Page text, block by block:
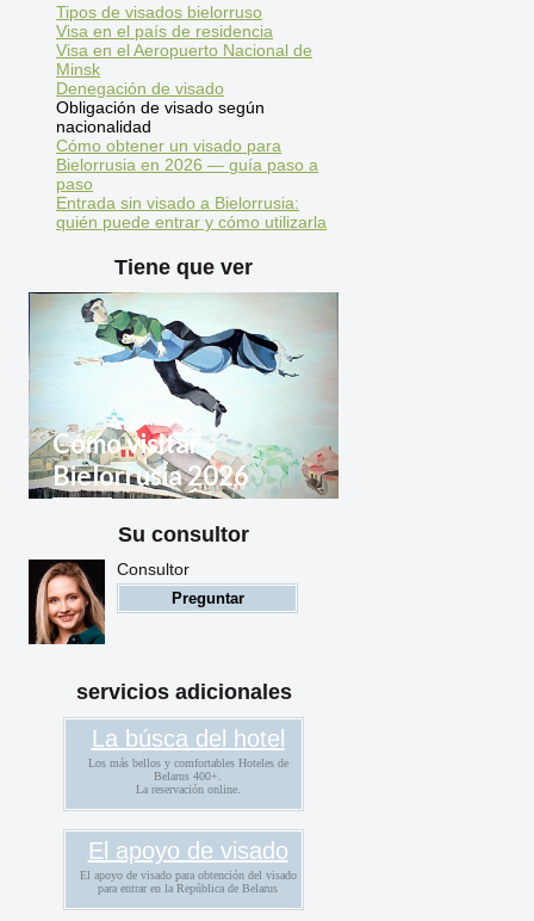
Tipos de visados bielorruso
Visa en el país de residencia
Visa en el Aeropuerto Nacional de
Minsk
Denegación de visado
Obligación de visado según
nacionalidad
Cómo obtener un visado para
Bielorrusia en 2026 — guía paso a
paso
Entrada sin visado a Bielorrusia:
quién puede entrar y cómo utilizarla
Tiene que ver
Cómo visitar
Bielorrusia 2026
Reglas de entrada a
Bielorrusia para ciudadanos
extranjeros
Su consultor
Consultor
Preguntar
servicios adicionales
La búsca del hotel
Los más bellos y comfortables Hoteles de
Belarus 400+.
La reservación online.
El apoyo de visado
El apoyo de visado para obtención del visado
para entrar en la República de Belarus